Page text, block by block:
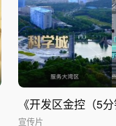
《开发区金控（5
宣传片